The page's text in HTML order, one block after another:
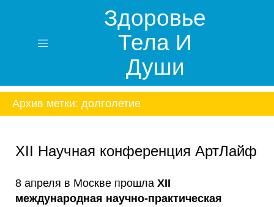
Здоровье
Тела И
Души
Архив метки: долголетие
XII Научная конференция АртЛайф
8 апреля в Москве прошла XII
международная научно-практическая